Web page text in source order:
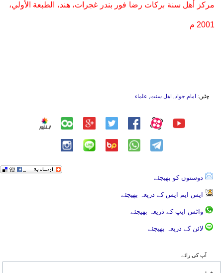
مرکز أهل سنة برکات رضا فور بندر غجرات، هند، الطبعة الأولي،
2001 م
چٹیں: امام جواد اهل سنت علماء
دوستوں کو بھیجئے
ایس ایم ایس کے ذریعہ بھیجئے
واٹس ایپ کے ذریعہ بھیجئے
لائن کے ذریعہ بھیجئے
آپ کی رائے